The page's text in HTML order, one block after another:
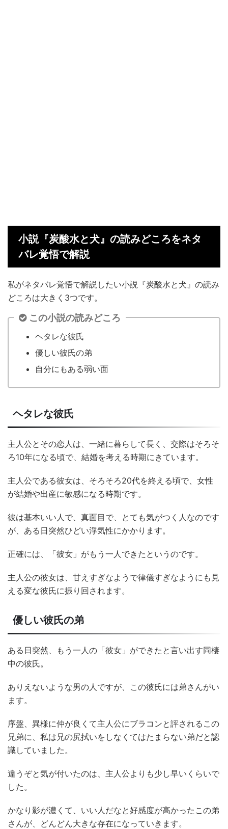
小説『炭酸水と犬』の読みどころをネタ
バレ覚悟で解説
私がネタバレ覚悟で解説したい小説『炭酸水と犬』の読み
どころは大きく3つです。
この小説の読みどころ
ヘタレな彼氏
優しい彼氏の弟
自分にもある弱い面
ヘタレな彼氏
主人公とその恋人は、一緒に暮らして長く、交際はそろそ
ろ10年になる頃で、結婚を考える時期にきています。
主人公である彼女は、そろそろ20代を終える頃で、女性
が結婚や出産に敏感になる時期です。
彼は基本いい人で、真面目で、とても気がつく人なのです
が、ある日突然ひどい浮気性にかかります。
正確には、「彼女」がもう一人できたというのです。
主人公の彼女は、甘えすぎなようで律儀すぎなようにも見
える変な彼氏に振り回されます。
優しい彼氏の弟
ある日突然、もう一人の「彼女」ができたと言い出す同棲
中の彼氏。
ありえないような男の人ですが、この彼氏には弟さんがい
ます。
序盤、異様に仲が良くて主人公にブラコンと評されるこの
兄弟に、私は兄の尻拭いをしなくてはたまらない弟だと認
識していました。
違うぞと気が付いたのは、主人公よりも少し早いくらいで
した。
かなり影が濃くて、いい人だなと好感度が高かったこの弟
さんが、どんどん大きな存在になっていきます。